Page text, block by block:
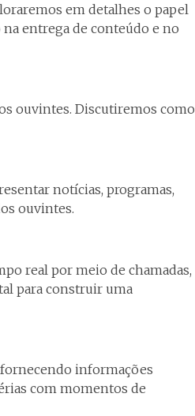
em detalhes o papel
entrega de conteúdo e no
ouvintes. Discutiremos como
notícias, programas,
ouvintes.
real por meio de chamadas,
para construir uma
informações
com momentos de